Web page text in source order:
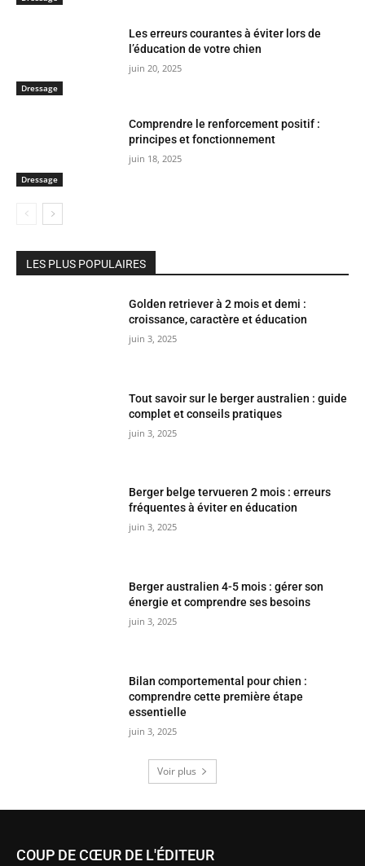
Dressage
Les erreurs courantes à éviter lors de
l’éducation de votre chien
juin 20, 2025
Dressage
Comprendre le renforcement positif :
principes et fonctionnement
juin 18, 2025
LES PLUS POPULAIRES
Golden retriever à 2 mois et demi :
croissance, caractère et éducation
juin 3, 2025
Tout savoir sur le berger australien : guide
complet et conseils pratiques
juin 3, 2025
Berger belge tervueren 2 mois : erreurs
fréquentes à éviter en éducation
juin 3, 2025
Berger australien 4-5 mois : gérer son
énergie et comprendre ses besoins
juin 3, 2025
Bilan comportemental pour chien :
comprendre cette première étape
essentielle
juin 3, 2025
Voir plus
COUP DE CŒUR DE L'ÉDITEUR